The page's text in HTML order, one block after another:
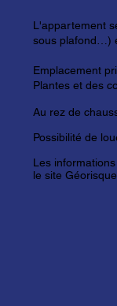
L'appartement
sous plafond…)
Emplacement
Plantes et des
Au rez de
Possibilité de
Les
le site